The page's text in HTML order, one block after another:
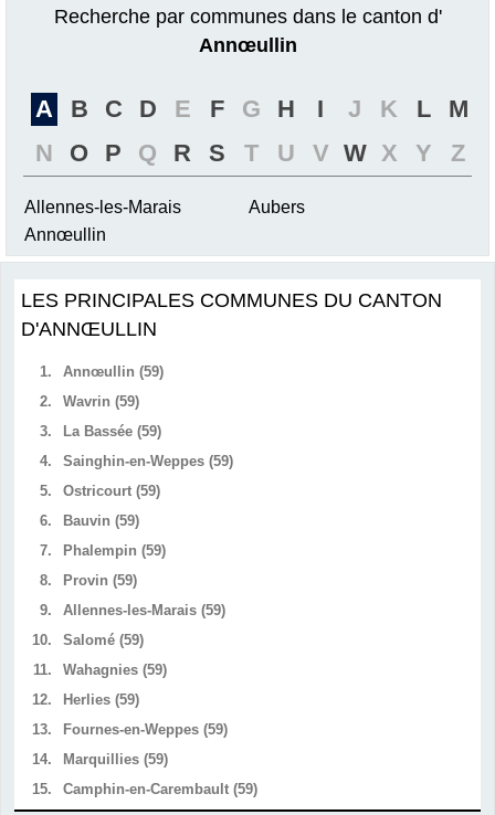
Recherche par communes dans le canton d'
Annœullin
A B C D E F G H I J K L
M
N
O P Q R S T U V W X Y Z
Allennes-les-Marais
Annœullin
Aubers
LES PRINCIPALES COMMUNES DU CANTON
D'ANNŒULLIN
1.
Annœullin (59)
2.
Wavrin (59)
3.
La Bassée (59)
4.
Sainghin-en-Weppes (59)
5.
Ostricourt (59)
6.
Bauvin (59)
7.
Phalempin (59)
8.
Provin (59)
9.
Allennes-les-Marais (59)
10.
Salomé (59)
11.
Wahagnies (59)
12.
Herlies (59)
13.
Fournes-en-Weppes (59)
14.
Marquillies (59)
15.
Camphin-en-Carembault (59)